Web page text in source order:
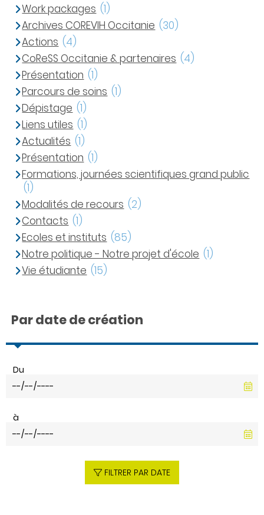
Work packages (1)
Archives COREVIH Occitanie (30)
Actions (4)
CoReSS Occitanie & partenaires (4)
Présentation (1)
Parcours de soins (1)
Dépistage (1)
Liens utiles (1)
Actualités (1)
Présentation (1)
Formations, journées scientifiques grand public
(1)
Modalités de recours (2)
Contacts (1)
Ecoles et instituts (85)
Notre politique - Notre projet d'école (1)
Vie étudiante (15)
Par date de création
Du
à
FILTRER PAR DATE